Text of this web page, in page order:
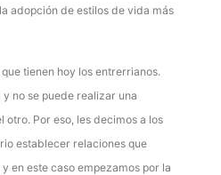
adopción de estilos de vida más
tienen hoy los entrerrianos.
no se puede realizar una
Por eso, les decimos a los
establecer relaciones que
en este caso empezamos por la